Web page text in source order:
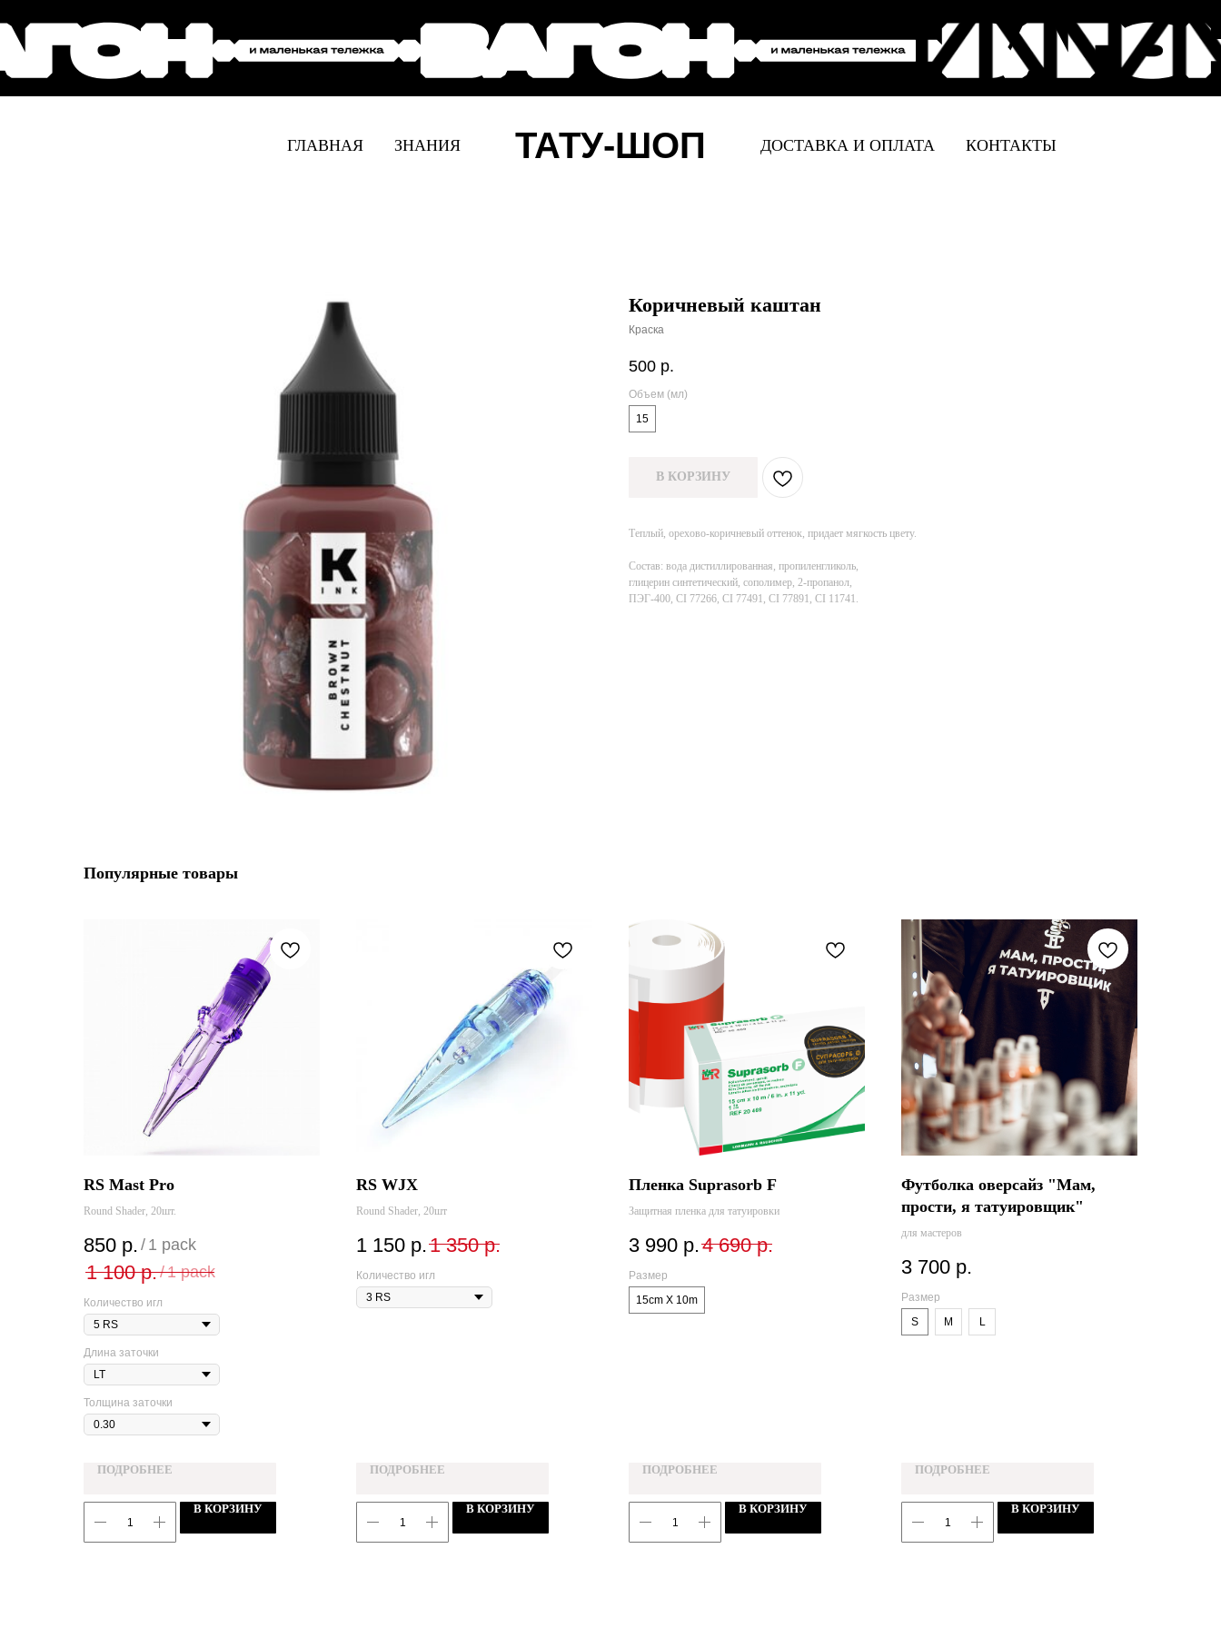
ТАТУ-ШОП
ГЛАВНАЯ ЗНАНИЯ ДОСТАВКА И ОПЛАТА КОНТАКТЫ
Коричневый каштан
Краска
500 р.
Объем (мл)
15
В КОРЗИНУ
Теплый, орехово-коричневый оттенок, придает мягкость цвету.
Состав: вода дистиллированная, пропиленгликоль,
глицерин синтетический, сополимер, 2-пропанол,
ПЭГ-400, CI 77266, CI 77491, CI 77891, CI 11741.
Популярные товары
RS Mast Pro
Round Shader, 20шт.
850 р. / 1 pack
1 100 р./1 pack
Количество игл
Длина заточки
Толщина заточки
ПОДРОБНЕЕ
В КОРЗИНУ
RS WJX
Round Shader, 20шт
1 150 р.1 350 р.
Количество игл
ПОДРОБНЕЕ
В КОРЗИНУ
Пленка Suprasorb F
Защитная пленка для татуировки
3 990 р.4 690 р.
Размер
15cm X 10m
ПОДРОБНЕЕ
В КОРЗИНУ
Футболка оверсайз "Мам,
прости, я татуировщик"
для мастеров
3 700 р.
Размер
S
M L
ПОДРОБНЕЕ
В КОРЗИНУ
INSTAGRAM ДОСТАВКА И ОПЛАТА